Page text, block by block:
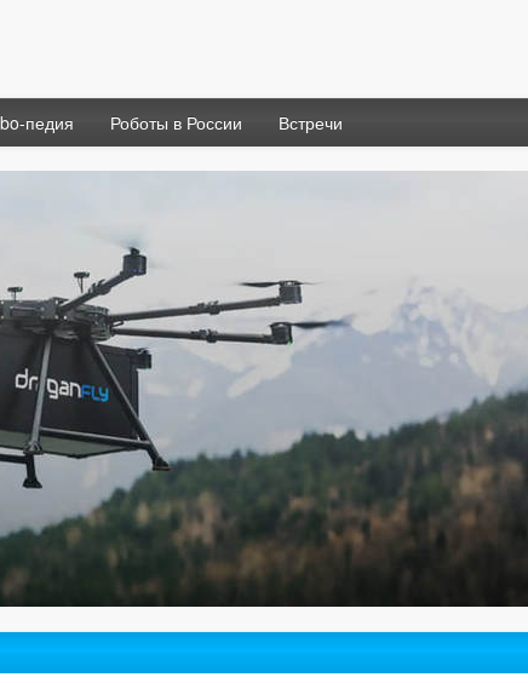
педия Роботы в России Встречи